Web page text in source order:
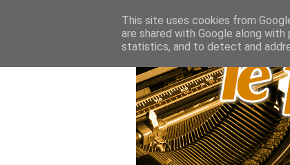
This site uses cookies from
are shared with Google along
statistics, and to detect and